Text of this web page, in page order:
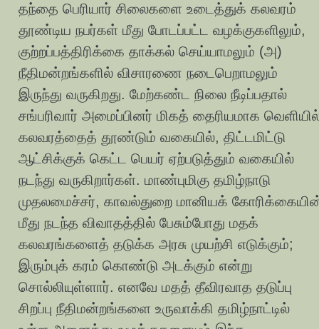
தந்தை பெரியார் சிலைகளை உடைத்துக் கலவரம்
தூண்டிய நபர்கள் மீது போடப்பட்ட வழக்குகளிலும்,
குற்றப்பத்திரிக்கை தாக்கல் செய்யாமலும் (அ)
நீதிமன்றங்களில் விசாரணை நடைபெறாமலும்
இருந்து வருகிறது. மேற்கண்ட நிலை நீடிப்பதால்
சங்பரிவார் அமைப்பினர் மிகத் தைரியமாக
கலவரத்தைத் தூண்டும் வகையில், திட்டமிட்டு
ஆட்சிக்குக் கெட்ட பெயர் ஏற்படுத்தும் வகையில்
நடந்து வருகிறார்கள். மாண்புமிகு தமிழ்நாடு
முதலமைச்சர், காவல்துறை மானியக்
மீது நடந்த விவாதத்தில் பேசும்போது மதக்
கலவரங்களைத் தடுக்க அரசு முயற்சி எடுக்கும்;
இரும்புக் கரம் கொண்டு அடக்கும் என்று
சொல்லியுள்ளார். எனவே மதத் தீவிரவாத தடுப்பு
சிறப்பு நீதிமன்றங்களை உருவாக்கி தமிழ்நாட்டில்